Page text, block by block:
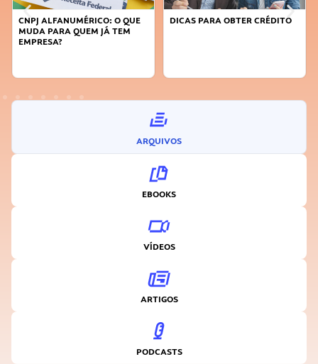
CNPJ ALFANUMÉRICO: O QUE
MUDA PARA QUEM JÁ TEM
EMPRESA?
DICAS PARA OBTER CRÉDITO
ARQUIVOS
EBOOKS
VÍDEOS
ARTIGOS
PODCASTS